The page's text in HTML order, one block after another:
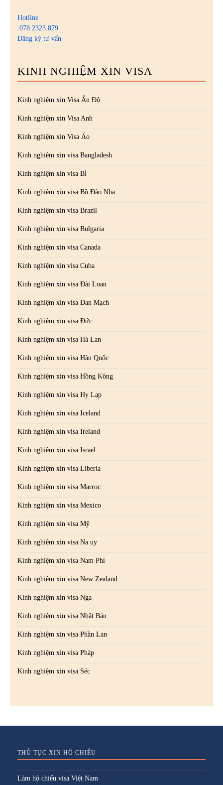
Hotline
:078.2323.879
Đăng ký tư vấn
KINH NGHIỆM XIN VISA
Kinh nghiệm xin Visa Ấn Độ
Kinh nghiệm xin Visa Anh
Kinh nghiệm xin Visa Áo
Kinh nghiệm xin visa Bangladesh
Kinh nghiệm xin visa Bỉ
Kinh nghiệm xin visa Bồ Đào Nha
Kinh nghiệm xin visa Brazil
Kinh nghiệm xin visa Bulgaria
Kinh nghiệm xin visa Canada
Kinh nghiệm xin visa Cuba
Kinh nghiệm xin visa Đài Loan
Kinh nghiệm xin visa Đan Mạch
Kinh nghiệm xin visa Đức
Kinh nghiệm xin visa Hà Lan
Kinh nghiệm xin visa Hàn Quốc
Kinh nghiệm xin visa Hồng Kông
Kinh nghiệm xin visa Hy Lạp
Kinh nghiệm xin visa Iceland
Kinh nghiệm xin visa Ireland
Kinh nghiệm xin visa Israel
Kinh nghiệm xin visa Liberia
Kinh nghiệm xin visa Marroc
Kinh nghiệm xin visa Mexico
Kinh nghiệm xin visa Mỹ
Kinh nghiệm xin visa Na uy
Kinh nghiệm xin visa Nam Phi
Kinh nghiệm xin visa New Zealand
Kinh nghiệm xin visa Nga
Kinh nghiệm xin visa Nhật Bản
Kinh nghiệm xin visa Phần Lan
Kinh nghiệm xin visa Pháp
Kinh nghiệm xin visa Séc
THỦ TỤC XIN HỘ CHIẾU
Làm hộ chiếu visa Việt Nam